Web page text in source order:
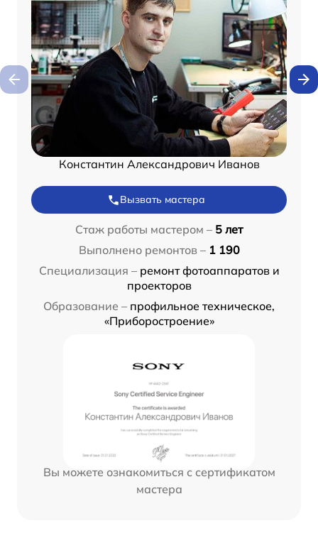
Константин Александрович Иванов
Вызвать мастера
Стаж работы мастером – 5 лет
Выполнено ремонтов – 1 190
Специализация – ремонт фотоаппаратов и
проекторов
Образование – профильное техническое,
«Приборостроение»
Вы можете ознакомиться с сертификатом
мастера